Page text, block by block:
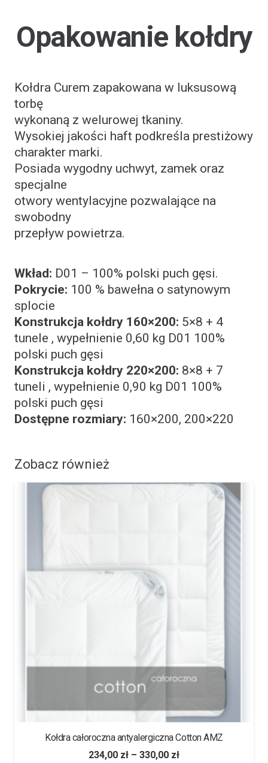
Opakowanie kołdry
Kołdra Curem zapakowana w luksusową
torbę
wykonaną z welurowej tkaniny.
Wysokiej jakości haft podkreśla prestiżowy
charakter marki.
Posiada wygodny uchwyt, zamek oraz
specjalne
otwory wentylacyjne pozwalające na
swobodny
przepływ powietrza.
Wkład: D01 – 100% polski puch gęsi.
Pokrycie: 100 % bawełna o satynowym
splocie
Konstrukcja kołdry 160×200: 5×8 + 4
tunele , wypełnienie 0,60 kg D01 100%
polski puch gęsi
Konstrukcja kołdry 220×200: 8×8 + 7
tuneli , wypełnienie 0,90 kg D01 100%
polski puch gęsi
Dostępne rozmiary: 160×200, 200×220
Zobacz również
Kołdra całoroczna antyalergiczna Cotton AMZ
234,00 zł – 330,00 zł